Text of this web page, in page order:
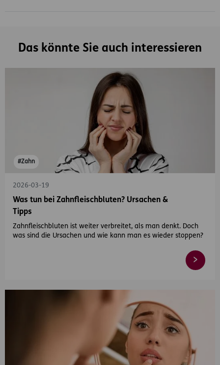
Das könnte Sie auch interessieren
#Zahn
2026-03-19
Was tun bei Zahnfleischbluten? Ursachen &
Tipps
Zahnfleischbluten ist weiter verbreitet, als man denkt. Doch
was sind die Ursachen und wie kann man es wieder stoppen?